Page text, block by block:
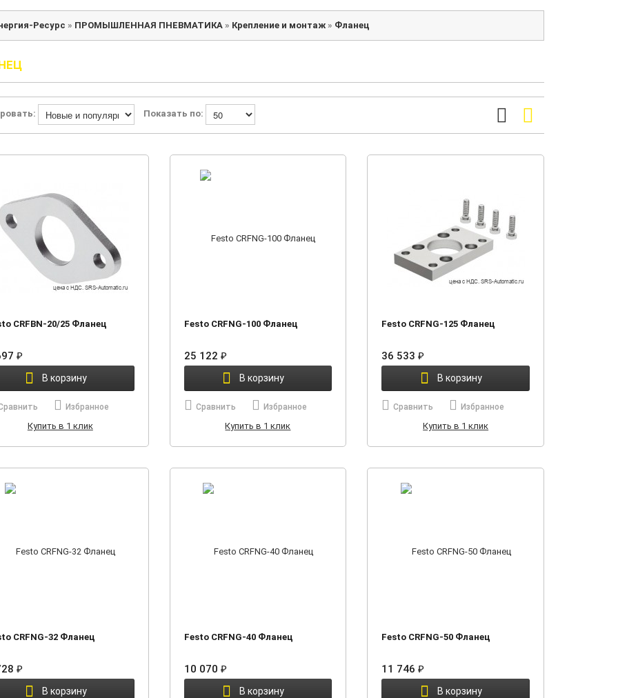
Ресурс » ПРОМЫШЛЕННАЯ ПНЕВМАТИКА » Крепление и монтаж » Фланец
Показать по:
CRFBN-20/25 Фланец
₽
В корзину
Избранное
Купить в 1 клик
Festo CRFNG-100 Фланец
25 122 ₽
В корзину
Сравнить Избранное
Купить в 1 клик
Festo CRFNG-125 Фланец
36 533₽
В корзину
Сравнить Избранное
Купить в 1 клик
CRFNG-32 Фланец
₽
В корзину
Festo CRFNG-40 Фланец
10 070 ₽
В корзину
Festo CRFNG-50 Фланец
11 746₽
В корзину